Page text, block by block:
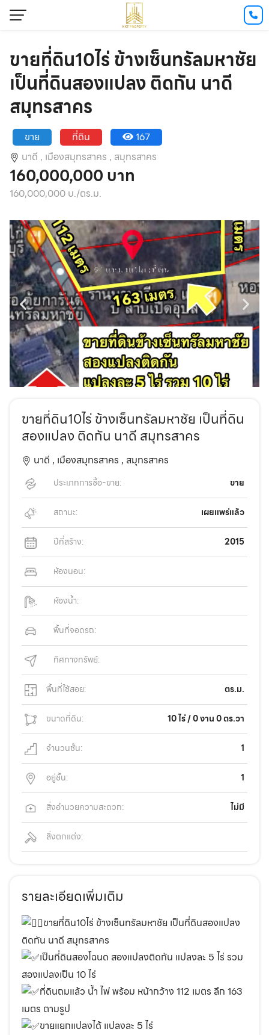
ขายที่ดิน10ไร่ ข้างเซ็นทรัลมหาชัย
เป็นที่ดินสองแปลง ติดกัน นาดี
สมุทรสาคร
ขาย ที่ดิน
167
นาดี , เมืองสมุทรสาคร , สมุทรสาคร
160,000,000 บาท
160,000,000 บ./ตร.ม.
ขายที่ดิน10ไร่ ข้างเซ็นทรัลมหาชัย เป็นที่ดิน
สองแปลง ติดกัน นาดี สมุทรสาคร
นาดี , เมืองสมุทรสาคร , สมุทรสาคร
ประเภทการซื้อ-ขาย: ขาย
สถานะ: เผยแพร่แล้ว
ปีที่สร้าง: 2015
ห้องนอน:
ห้องน้ำ:
พื้นที่จอดรถ:
ทิศทางทรัพย์:
พื้นที่ใช้สอย: ตร.ม.
ขนาดที่ดิน: 10 ไร่ / 0 งาน 0 ตร.วา
จำนวนชั้น: 1
อยู่ชั้น: 1
สิ่งอำนวยความสะดวก: ไม่มี
สิ่งตกแต่ง:
รายละเอียดเพิ่มเติม
ขายที่ดิน10ไร่ ข้างเซ็นทรัลมหาชัย เป็นที่ดินสองแปลง
ติดกัน นาดี สมุทรสาคร
เป็นที่ดินสองโฉนด สองแปลงติดกัน แปลงละ 5 ไร่ รวม
สองแปลงเป็น 10 ไร่
ที่ดินถมแล้ว น้ำ ไฟ พร้อม หน้ากว้าง 112 เมตร ลึก 163
เมตร ตามรูป
ขายแยกแปลงได้ แปลงละ 5 ไร่